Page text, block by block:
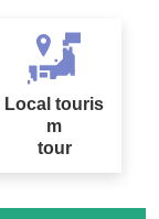
Local touris
m
tour